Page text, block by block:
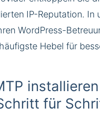
IP-Reputation. In
WordPress-
Hebel für
für